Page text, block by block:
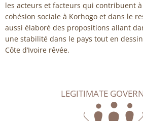
les acteurs et facteurs qui contribuent
cohésion sociale à Korhogo et dans le
aussi élaboré des propositions allant
une stabilité dans le pays tout en
Côte d’Ivoire rêvée.
LEGITIMATE